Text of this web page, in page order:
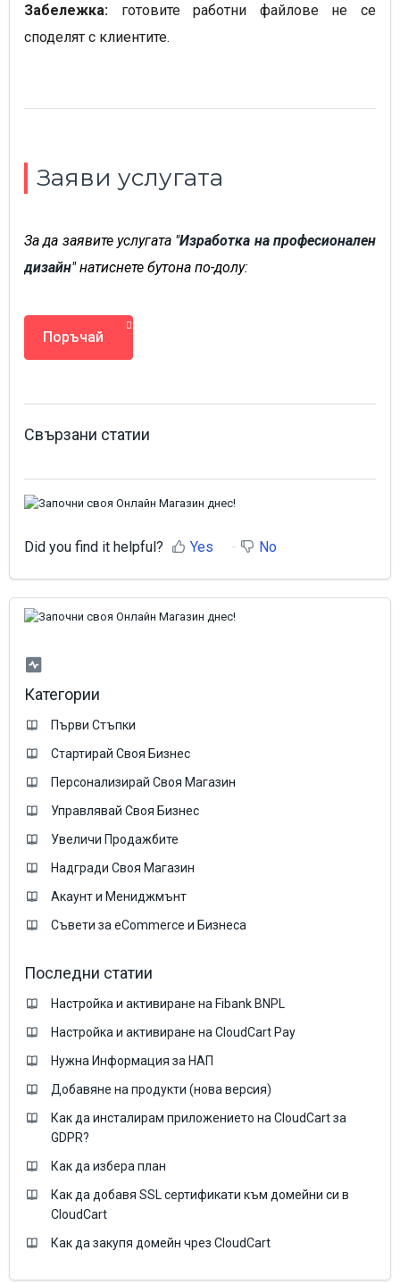
Забележка: готовите работни файлове не се
споделят с клиентите.
Заяви услугата
За да заявите услугата "Изработка на професионален
дизайн" натиснете бутона по-долу:
Поръчай
Свързани статии
Did you find it helpful? Yes No
Категории
Първи Стъпки
Стартирай Своя Бизнес
Персонализирай Своя Магазин
Управлявай Своя Бизнес
Увеличи Продажбите
Надгради Своя Магазин
Акаунт и Мениджмънт
Съвети за eCommerce и Бизнеса
Последни статии
Настройка и активиране на Fibank BNPL
Настройка и активиране на CloudCart Pay
Нужна Информация за НАП
Добавяне на продукти (нова версия)
Как да инсталирам приложението на CloudCart за
GDPR?
Как да избера план
Как да добавя SSL сертификати към домейни си в
CloudCart
Как да закупя домейн чрез CloudCart